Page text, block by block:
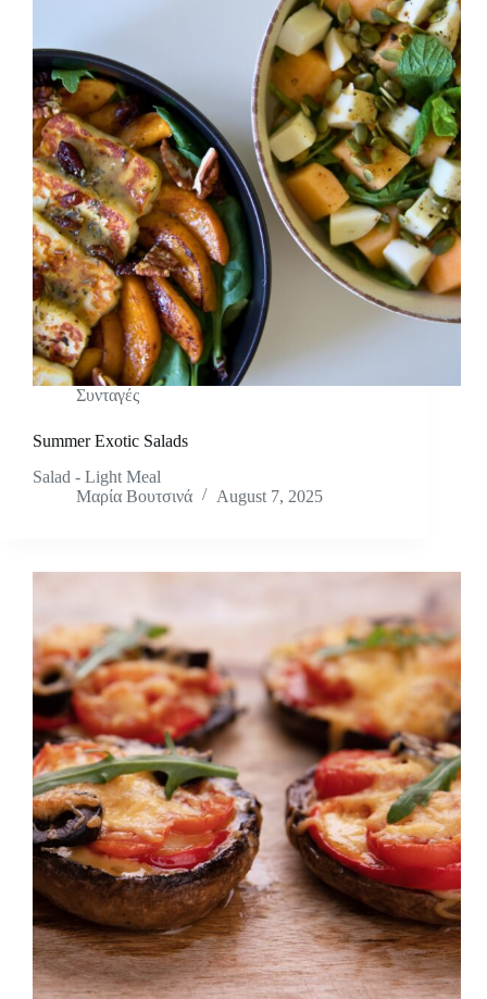
Συνταγές
Summer Exotic Salads
Salad - Light Meal
Μαρία Βουτσινά
August 7, 2025